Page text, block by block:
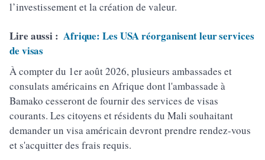
l’investissement et la création de valeur.
Lire aussi : Afrique: Les USA réorganisent leur services
de visas
À compter du 1er août 2026, plusieurs ambassades et
consulats américains en Afrique dont l'ambassade à
Bamako cesseront de fournir des services de visas
courants. Les citoyens et résidents du Mali souhaitant
demander un visa américain devront prendre rendez-vous
et s'acquitter des frais requis.